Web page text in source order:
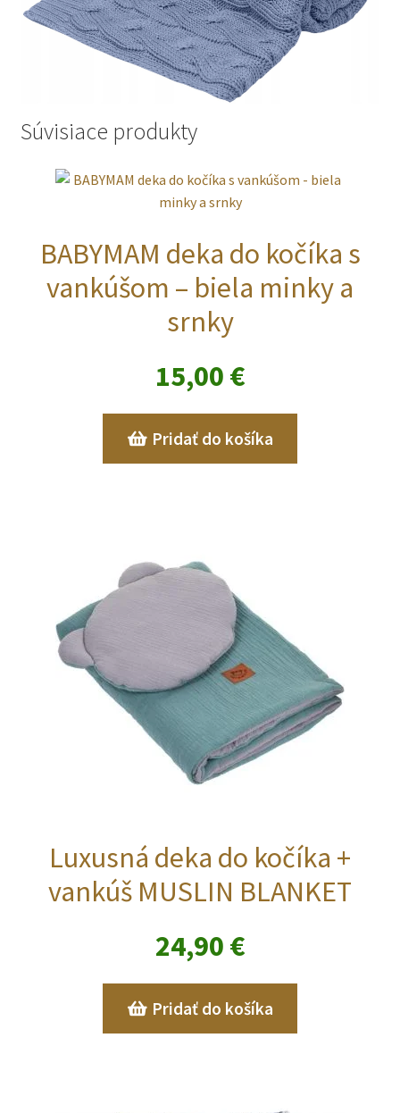
Súvisiace produkty
BABYMAM deka do kočíka s
vankúšom – biela minky a
srnky
15,00 €
Pridať do košíka
Luxusná deka do kočíka +
vankúš MUSLIN BLANKET
24,90 €
Pridať do košíka